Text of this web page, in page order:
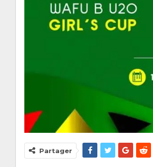
Partager